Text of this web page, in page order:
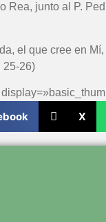
Rea, junto al P.
el que cree en
25-26)
X